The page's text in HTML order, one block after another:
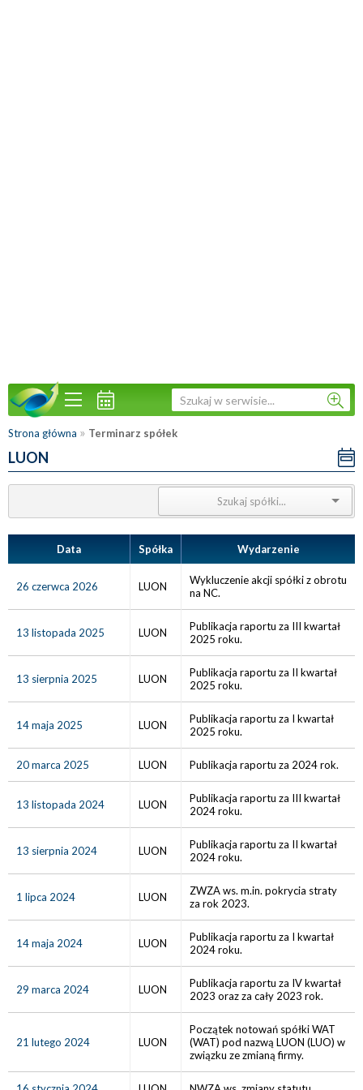
Strona główna » Terminarz spółek
LUON
Data Spółka Wydarzenie
26 czerwca 2026 LUON
Wykluczenie akcji spółki z obrotu
na NC.
13 listopada 2025 LUON
Publikacja raportu za III kwartał
2025 roku.
13 sierpnia 2025 LUON
Publikacja raportu za II kwartał
2025 roku.
14 maja 2025 LUON
Publikacja raportu za I kwartał
2025 roku.
20 marca 2025 LUON Publikacja raportu za 2024 rok.
13 listopada 2024 LUON
Publikacja raportu za III kwartał
2024 roku.
13 sierpnia 2024 LUON
Publikacja raportu za II kwartał
2024 roku.
1 lipca 2024 LUON
ZWZA ws. m.in. pokrycia straty
za rok 2023.
14 maja 2024 LUON
Publikacja raportu za I kwartał
2024 roku.
29 marca 2024 LUON
Publikacja raportu za IV kwartał
2023 oraz za cały 2023 rok.
21 lutego 2024 LUON
Początek notowań spółki WAT
(WAT) pod nazwą LUON (LUO) w
związku ze zmianą firmy.